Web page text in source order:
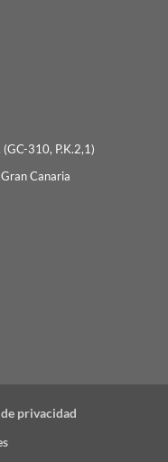
310, P.K.2,1)
Canaria
privacidad